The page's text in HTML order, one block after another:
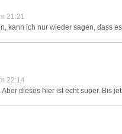
21:21
kann ich nur wieder sagen, dass
22:14
dieses hier ist echt super. Bis